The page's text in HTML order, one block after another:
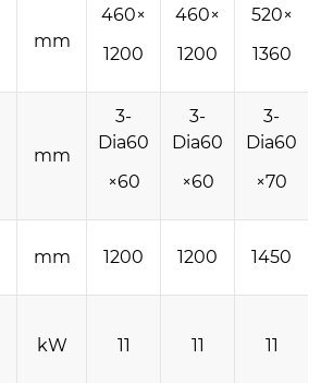
mm
460×
1200
460×
1200
520×
1360
mm
3-
Dia60
×60
3-
Dia60
×60
3-
Dia60
×70
mm 1200 1200 1450
kW 11 11 11